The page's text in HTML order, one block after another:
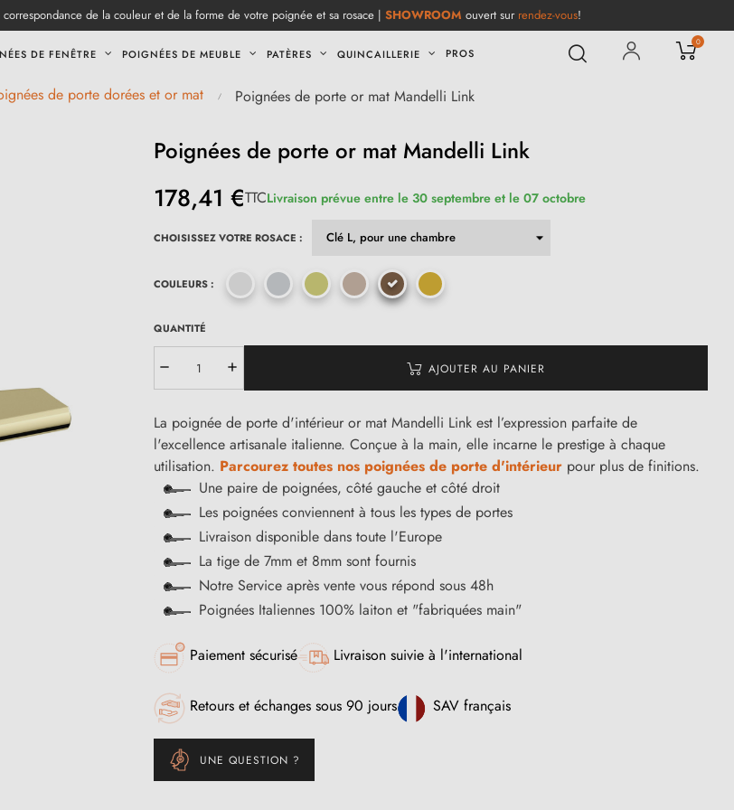
de la couleur et de la forme de votre poignée et sa rosace | SHOWROOM ouvert sur rendez-vous!
DE FENÊTRE POIGNÉES DE MEUBLE PATÈRES QUINCAILLERIE PROS
0
de porte dorées et or mat Poignées de porte or mat Mandelli Link
Poignées de porte or mat Mandelli Link
178,41 €TTCLivraison prévue entre le 30 septembre et le 07 octobre
CHOISISSEZ VOTRE ROSACE :
COULEURS :
QUANTITÉ
AJOUTER AU PANIER
La poignée de porte d'intérieur or mat Mandelli Link est l’expression parfaite de
l'excellence artisanale italienne. Conçue à la main, elle incarne le prestige à chaque
utilisation. Parcourez toutes nos poignées de porte d'intérieur pour plus de finitions.
Une paire de poignées, côté gauche et côté droit
Les poignées conviennent à tous les types de portes
Livraison disponible dans toute l'Europe
La tige de 7mm et 8mm sont fournis
Notre Service après vente vous répond sous 48h
Poignées Italiennes 100% laiton et "fabriquées main"
Paiement sécurisé Livraison suivie à l'international
Retours et échanges sous 90 jours SAV français
UNE QUESTION ?